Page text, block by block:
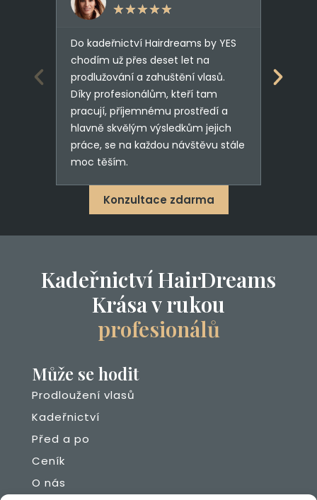
★★★★★
Do kadeřnictví Hairdreams by YES
chodím už přes deset let na
prodlužování a zahuštění vlasů.
Díky profesionálům, kteří tam
pracují, příjemnému prostředí a
hlavně skvělým výsledkům jejich
práce, se na každou návštěvu stále
moc těším.
Konzultace zdarma
Kadeřnictví HairDreams
Krása v rukou
profesionálů
Může se hodit
Prodloužení vlasů
Kadeřnictví
Před a po
Ceník
O nás